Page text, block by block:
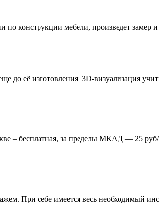
по конструкции мебели, произведет
до её изготовления. 3D-визуализация
– бесплатная, за пределы МКАД — 25
При себе имеется весь необходимый